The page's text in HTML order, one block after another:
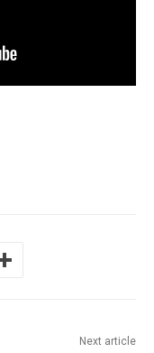
Next article